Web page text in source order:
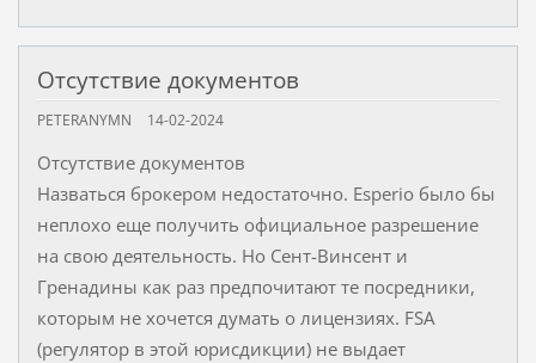
Отсутствие документов
PETERANYMN 14-02-2024
Отсутствие документов
Назваться брокером недостаточно. Esperio было бы
неплохо еще получить официальное разрешение
на свою деятельность. Но Сент-Винсент и
Гренадины как раз предпочитают те посредники,
которым не хочется думать о лицензиях. FSA
(регулятор в этой юрисдикции) не выдает